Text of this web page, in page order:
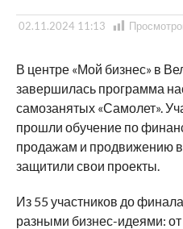
02.11.2024 11:13
В центре «Мой бизнес» в
завершилась программа
самозанятых «Самолет».
прошли обучение по
продажам и продвижению в
защитили свои проекты.
Из 55 участников до
разными бизнес-идеями: